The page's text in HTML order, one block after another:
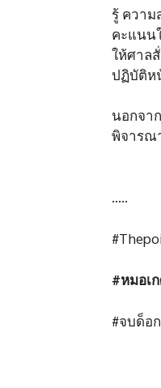
รู้ ความ
คะแนน
ให้ศาล
ปฏิบัติห
นอกจา
พิจารณ
…..
#หมอเ
#จบด็อ